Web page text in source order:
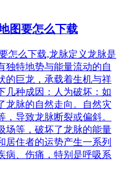
图要怎么下载
怎么下载,龙脉定义龙脉是
独特地势与能量流动的自
的巨龙，承载着生机与祥
几种成因：人为破坏：如
龙脉的自然走向。自然灾
导致龙脉断裂或偏斜。
场等，破坏了龙脉的能量
居住者的运势产生一系列
病、伤痛，特别是呼吸系